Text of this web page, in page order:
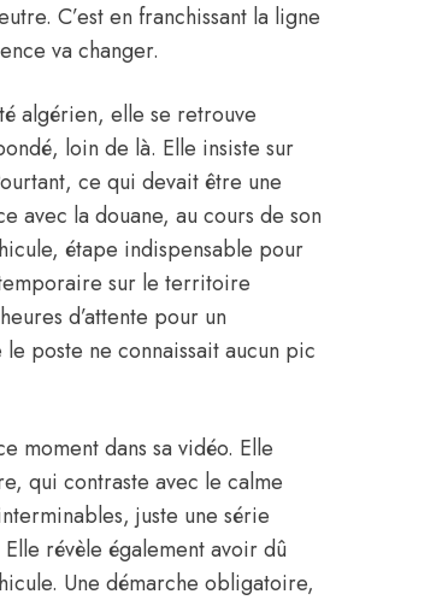
C’est en franchissant la ligne
va changer.
algérien, elle se retrouve
loin de là. Elle insiste sur
ce qui devait être une
avec la douane, au cours de son
étape indispensable pour
sur le territoire
d’attente pour un
poste ne connaissait aucun pic
moment dans sa vidéo. Elle
qui contraste avec le calme
juste une série
révèle également avoir dû
Une démarche obligatoire,